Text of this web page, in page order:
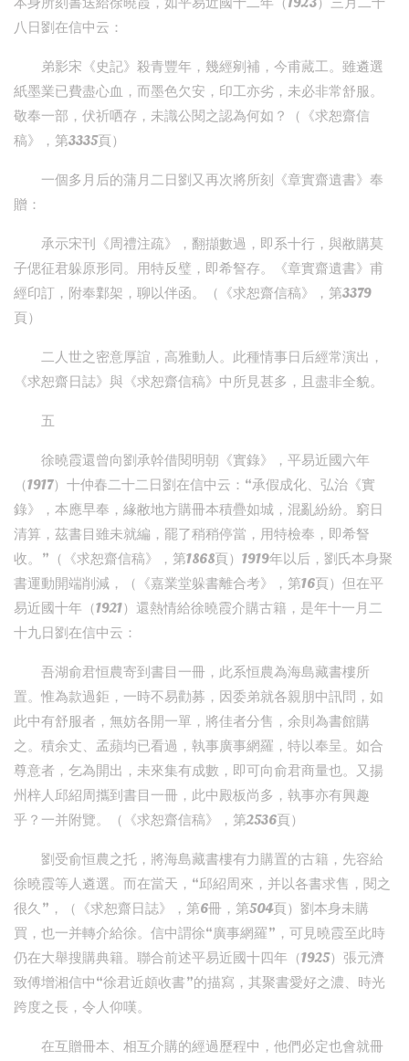
八日劉在信中云：
弟影宋《史記》殺青豐年，幾經剜補，今甫蕆工。雖遴選
紙墨業已費盡心血，而墨色欠安，印工亦劣，未必非常舒服。
敬奉一部，伏祈哂存，未識公閱之認為何如？（《求恕齋信
稿》，第3335頁）
一個多月后的蒲月二日劉又再次將所刻《章實齋遺書》奉
贈：
承示宋刊《周禮注疏》，翻擷數過，即系十行，與敝購莫
子偲征君躲原形同。用特反璧，即希詧存。《章實齋遺書》甫
經印訂，附奉鄴架，聊以伴函。（《求恕齋信稿》，第3379
頁）
二人世之密意厚誼，高雅動人。此種情事日后經常演出，
《求恕齋日誌》與《求恕齋信稿》中所見甚多，且盡非全貌。
五
徐曉霞還曾向劉承幹借閱明朝《實錄》，平易近國六年
（1917）十仲春二十二日劉在信中云：“承假成化、弘治《實
錄》，本應早奉，緣敝地方購冊本積疊如城，混亂紛紛。窮日
清算，茲書目雖未就編，罷了稍稍停當，用特檢奉，即希詧
收。”（《求恕齋信稿》，第1868頁）1919年以后，劉氏本身聚
書運動開端削減，（《嘉業堂躲書離合考》，第16頁）但在平
易近國十年（1921）還熱情給徐曉霞介購古籍，是年十一月二
十九日劉在信中云：
吾湖俞君恒農寄到書目一冊，此系恒農為海島藏書樓所
置。惟為款過鉅，一時不易勸募，因委弟就各親朋中訊問，如
此中有舒服者，無妨各開一單，將佳者分售，余則為書館購
之。積余丈、孟蘋均已看過，執事廣事網羅，特以奉呈。如合
尊意者，乞為開出，未來集有成數，即可向俞君商量也。又揚
州梓人邱紹周攜到書目一冊，此中殿板尚多，執事亦有興趣
乎？一并附覽。（《求恕齋信稿》，第2536頁）
劉受俞恒農之托，將海島藏書樓有力購置的古籍，先容給
徐曉霞等人遴選。而在當天，“邱紹周來，并以各書求售，閱之
很久”，（《求恕齋日誌》，第6冊，第504頁）劉本身未購
買，也一并轉介給徐。信中謂徐“廣事網羅”，可見曉霞至此時
仍在大舉搜購典籍。聯合前述平易近國十四年（1925）張元濟
致傅增湘信中“徐君近頗收書”的描寫，其聚書愛好之濃、時光
跨度之長，令人仰嘆。
在互贈冊本、相互介購的經過歷程中，他們必定也會就冊